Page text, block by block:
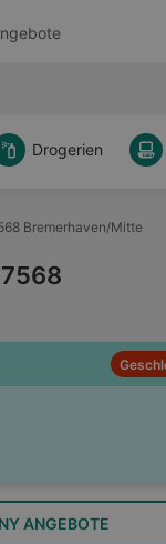
Drogerien
Bremerhaven/Mitte
ANGEBOTE